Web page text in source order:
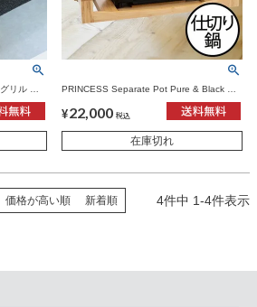
リル ス
PRINCESS Separate Pot Pure & Black プ
ク | キッチン家電・ホットプレート
¥22,000 税込
在庫切れ
価格が高い順 新着順 4件中 1-4件表示